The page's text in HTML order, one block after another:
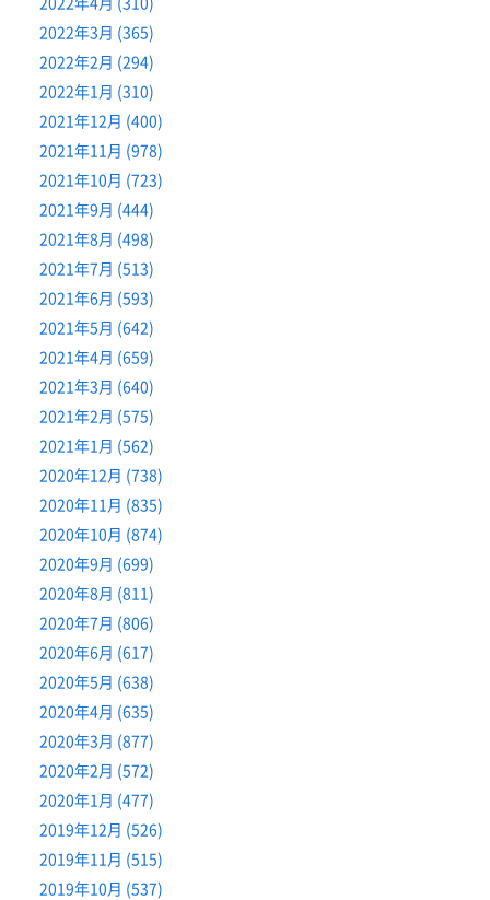
2022年3月 (365)
2022年2月 (294)
2022年1月 (310)
2021年12月 (400)
2021年11月 (978)
2021年10月 (723)
2021年9月 (444)
2021年8月 (498)
2021年7月 (513)
2021年6月 (593)
2021年5月 (642)
2021年4月 (659)
2021年3月 (640)
2021年2月 (575)
2021年1月 (562)
2020年12月 (738)
2020年11月 (835)
2020年10月 (874)
2020年9月 (699)
2020年8月 (811)
2020年7月 (806)
2020年6月 (617)
2020年5月 (638)
2020年4月 (635)
2020年3月 (877)
2020年2月 (572)
2020年1月 (477)
2019年12月 (526)
2019年11月 (515)
2019年10月 (537)